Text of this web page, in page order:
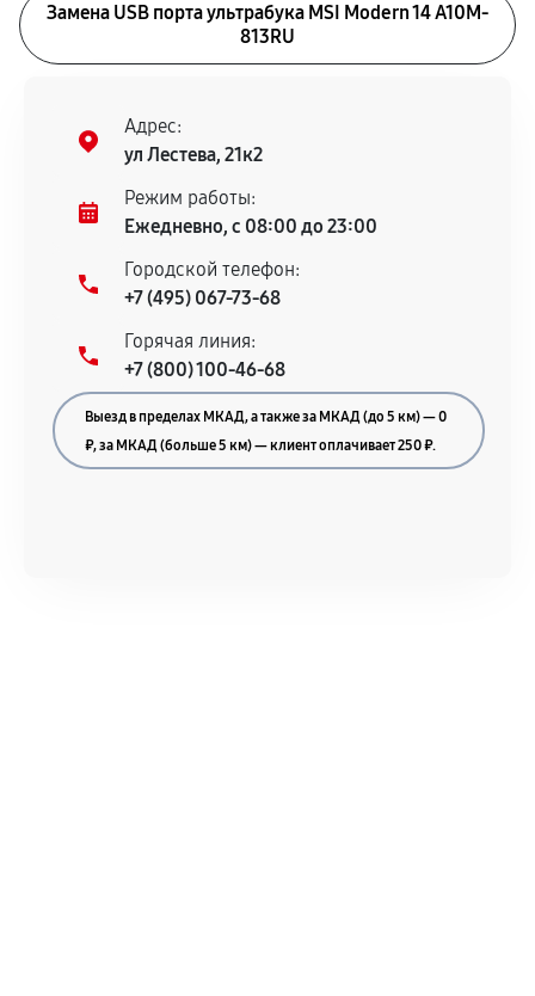
Замена USB порта ультрабука MSI Modern 14 A10M-
813RU
Адрес:
ул Лестева, 21к2
Режим работы:
Ежедневно, с 08:00 до 23:00
Городской телефон:
+7 (495) 067-73-68
Горячая линия:
+7 (800) 100-46-68
Выезд в пределах МКАД, а также за МКАД (до 5 км) — 0
₽, за МКАД (больше 5 км) — клиент оплачивает 250 ₽.